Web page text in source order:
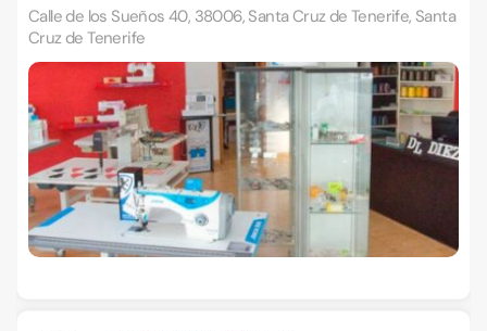
Calle de los Sueños 40, 38006, Santa Cruz de Tenerife, Santa
Cruz de Tenerife